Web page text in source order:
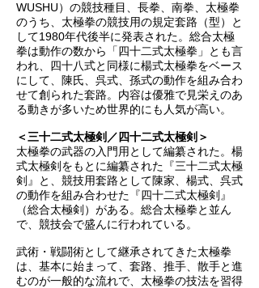
WUSHU）の競技種目、長拳、南拳、太極拳
のうち、太極拳の競技用の規定套路（型）と
して1980年代後半に発表された。総合太極
拳は動作の数から「四十二式太極拳」とも言
われ、四十八式と同様に楊式太極拳をベース
にして、陳氏、呉式、孫式の動作を組み合わ
せて創られた套路。 内容は優雅で見栄えのあ
る動きが多いため世界的にも人気が高い。
＜三十二式太極剣／四十二式太極剣＞
太極拳の武器の入門用として編纂された。楊
式太極剣をもとに編纂された『三十二式太極
剣』と、競技用套路として陳家、楊式、呉式
の動作を組み合わせた『四十二式太極剣』
（総合太極剣）がある。総合太極拳と並ん
で、競技会で盛んに行われている。
武術・戦闘術として継承されてきた太極拳
は、基本に始まって、套路、推手、散手と進
むのが一般的な流れで、太極拳の技法を習得